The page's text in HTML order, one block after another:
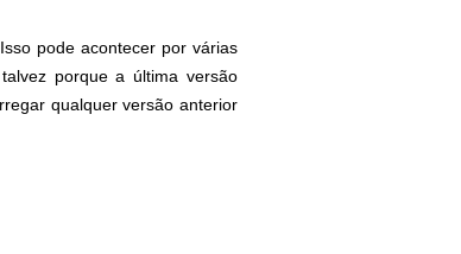
pode acontecer por várias
porque a última versão
qualquer versão anterior